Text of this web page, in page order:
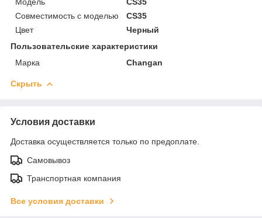
Совместимость с моделью
CS35
Цвет
Черный
Пользовательские характеристики
Марка
Changan
Скрыть
Условия доставки
Доставка осуществляется только по предоплате.
Самовывоз
Транспортная компания
Все условия доставки